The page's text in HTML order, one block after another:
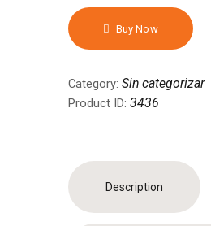
Buy Now
Category: Sin categorizar
Product ID: 3436
Description